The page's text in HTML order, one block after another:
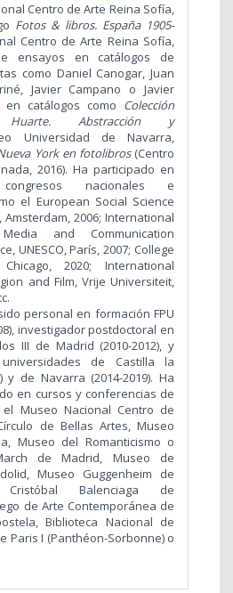
Centro de Arte Reina Sofía,
Fotos & libros. España 1905-
Centro de Arte Reina Sofía,
ensayos en catálogos de
como Daniel Canogar, Juan
Javier Campano o Javier
catálogos como Colección
Abstracción y
Universidad de Navarra,
York en fotolibros (Centro
2016). Ha participado en
nacionales e
el European Social Science
2006; International
and Communication
UNESCO, París, 2007; College
2020; International
and Film, Vrije Universiteit,
personal en formación FPU
investigador postdoctoral en
III de Madrid (2010-2012), y
de Castilla la
y de Navarra (2014-2019). Ha
en cursos y conferencias de
Museo Nacional Centro de
de Bellas Artes, Museo
Museo del Romanticismo o
de Madrid, Museo de
Museo Guggenheim de
Balenciaga de
de Arte Contemporánea de
Biblioteca Nacional de
Paris I (Panthéon-Sorbonne) o